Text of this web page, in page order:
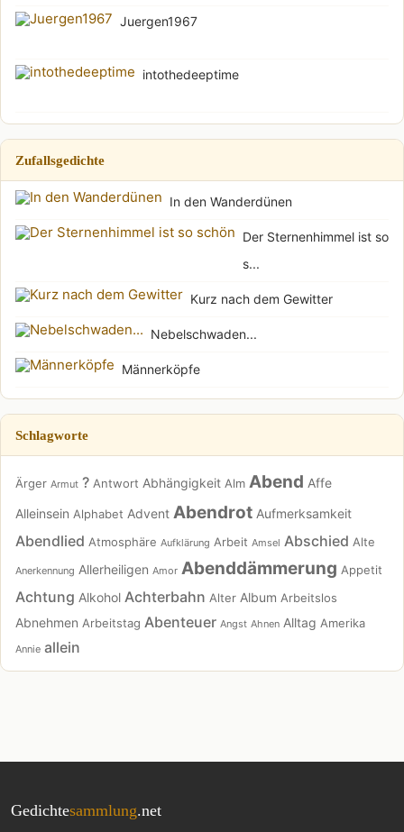
Juergen1967
intothedeeptime
Zufallsgedichte
In den Wanderdünen
Der Sternenhimmel ist so
s...
Kurz nach dem Gewitter
Nebelschwaden...
Männerköpfe
Schlagworte
Ärger Armut ? Antwort Abhängigkeit Alm Abend Affe
Alleinsein Alphabet Advent Abendrot Aufmerksamkeit
Abendlied Atmosphäre Aufklärung Arbeit Amsel Abschied Alte
Anerkennung Allerheiligen Amor Abenddämmerung Appetit
Achtung Alkohol Achterbahn Alter Album Arbeitslos
Abnehmen Arbeitstag Abenteuer Angst Ahnen Alltag Amerika
Annie allein
Gedichtesammlung.net